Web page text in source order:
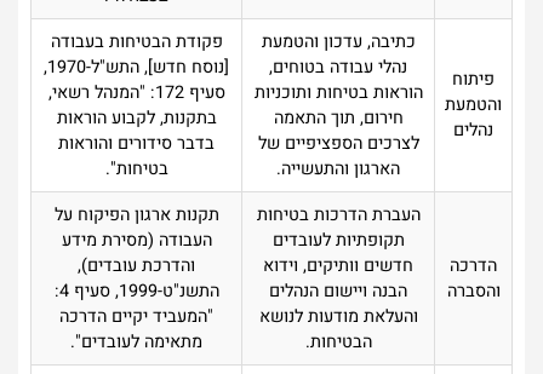
פיתוח
והטמעת
נהלים
כתיבה, עדכון והטמעת
נהלי עבודה בטוחים,
הוראות בטיחות ותוכניות
חירום, תוך התאמה
לצרכים הספציפיים של
הארגון והתעשייה.
פקודת הבטיחות בעבודה
[נוסח חדש], התש"ל-1970,
סעיף 172: "המנהל רשאי,
בתקנות, לקבוע הוראות
בדבר סידורים והוראות
בטיחות".
הדרכה
והסברה
העברת הדרכות בטיחות
תקופתיות לעובדים
חדשים וותיקים, וידוא
הבנה ויישום הנהלים
והעלאת מודעות לנושא
הבטיחות.
תקנות ארגון הפיקוח על
העבודה (מסירת מידע
והדרכת עובדים),
התשנ"ט-1999, סעיף 4:
"המעביד יקיים הדרכה
מתאימה לעובדים".